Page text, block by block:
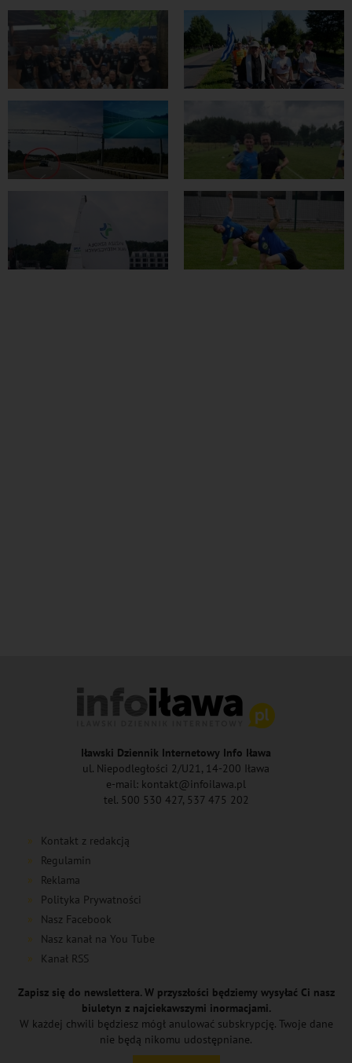
Iławski Dziennik Internetowy Info Iława
ul. Niepodległości 2/U21, 14-200 Iława
e-mail: kontakt@infoilawa.pl
tel. 500 530 427, 537 475 202
Kontakt z redakcją
Regulamin
Reklama
Polityka Prywatności
Nasz Facebook
Nasz kanał na You Tube
Kanał RSS
Zapisz się do newslettera. W przyszłości będziemy wysyłać Ci nasz
biuletyn z najciekawszymi inormacjami.
W każdej chwili będziesz mógł anulować subskrypcję. Twoje dane
nie będą nikomu udostępniane.